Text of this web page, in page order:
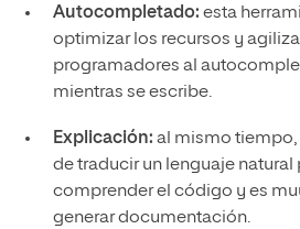
Autocompletado: esta
optimizar los recursos y
programadores al
mientras se escribe.
Explicación: al mismo
de traducir un lenguaje natural
comprender el código y es
generar documentación.